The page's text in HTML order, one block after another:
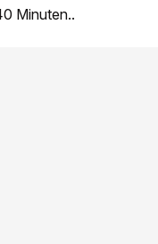
Minuten..